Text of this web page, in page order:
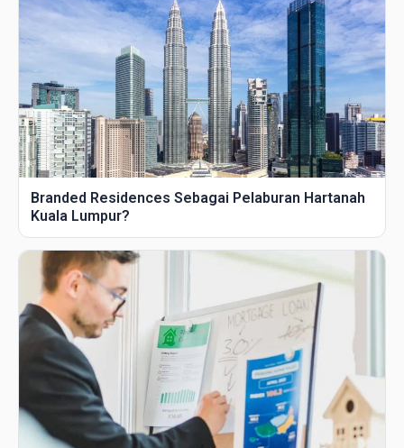
Branded Residences Sebagai Pelaburan Hartanah
Kuala Lumpur?